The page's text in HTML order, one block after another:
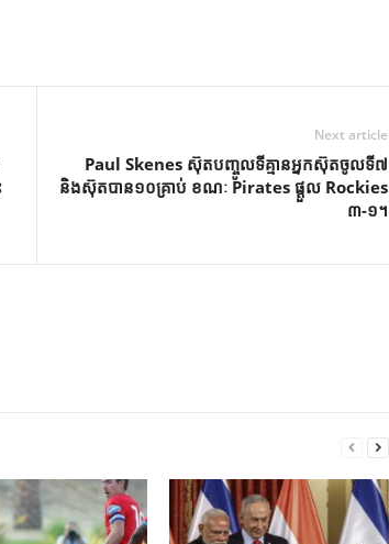
Next article
Paul Skenes ស៊ុត​បញ្ចូល​ទី​គ្មាន​អ្នក​ស៊ុត​ចូល​ទី​៧
និង​ស៊ុត​បាន​១០​គ្រាប់ ខណៈ Pirates ផ្ដួល Rockies
៣-១។